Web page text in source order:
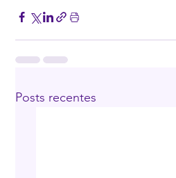
Posts recentes